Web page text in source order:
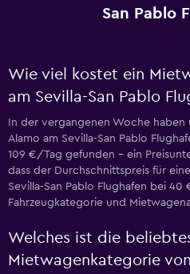
San Pablo
Wie viel kostet ein
am Sevilla-San Pablo
In der vergangenen Woche
Alamo am Sevilla-San Pablo
109 €/Tag gefunden – ein
dass der Durchschnittspreis für
Sevilla-San Pablo Flughafen bei
Fahrzeugkategorie und
Welches ist die
Mietwagenkategorie